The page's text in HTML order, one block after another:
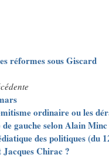
réformes sous Giscard
ordinaire ou les
gauche selon Alain Minc
des politiques (du
Chirac ?